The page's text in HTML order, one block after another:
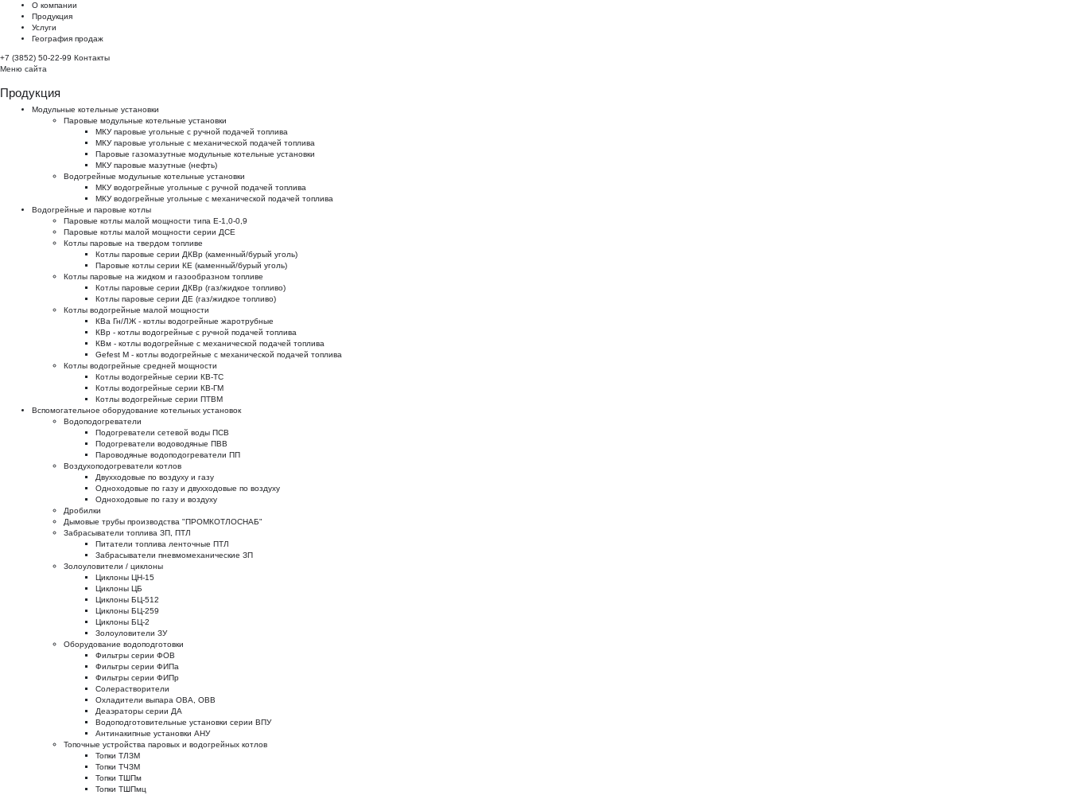
О компании
Продукция
Услуги
География продаж
+7 (3852) 50-22-99 Контакты
Меню сайта
Продукция
Модульные котельные установки
Паровые модульные котельные установки
МКУ паровые угольные с ручной подачей топлива
МКУ паровые угольные с механической подачей топлива
Паровые газомазутные модульные котельные установки
МКУ паровые мазутные (нефть)
Водогрейные модульные котельные установки
МКУ водогрейные угольные с ручной подачей топлива
МКУ водогрейные угольные с механической подачей топлива
Водогрейные и паровые котлы
Паровые котлы малой мощности типа Е-1,0-0,9
Паровые котлы малой мощности серии ДСЕ
Котлы паровые на твердом топливе
Котлы паровые серии ДКВр (каменный/бурый уголь)
Паровые котлы серии КЕ (каменный/бурый уголь)
Котлы паровые на жидком и газообразном топливе
Котлы паровые серии ДКВр (газ/жидкое топливо)
Котлы паровые серии ДЕ (газ/жидкое топливо)
Котлы водогрейные малой мощности
КВа Гн/ЛЖ - котлы водогрейные жаротрубные
КВр - котлы водогрейные с ручной подачей топлива
КВм - котлы водогрейные с механической подачей топлива
Gefest M - котлы водогрейные с механической подачей топлива
Котлы водогрейные средней мощности
Котлы водогрейные серии КВ-ТС
Котлы водогрейные серии КВ-ГМ
Котлы водогрейные серии ПТВМ
Вспомогательное оборудование котельных установок
Водоподогреватели
Подогреватели сетевой воды ПСВ
Подогреватели водоводяные ПВВ
Пароводяные водоподогреватели ПП
Воздухоподогреватели котлов
Двухходовые по воздуху и газу
Одноходовые по газу и двухходовые по воздуху
Одноходовые по газу и воздуху
Дробилки
Дымовые трубы производства "ПРОМКОТЛОСНАБ"
Забрасыватели топлива ЗП, ПТЛ
Питатели топлива ленточные ПТЛ
Забрасыватели пневмомеханические ЗП
Золоуловители / циклоны
Циклоны ЦН-15
Циклоны ЦБ
Циклоны БЦ-512
Циклоны БЦ-259
Циклоны БЦ-2
Золоуловители ЗУ
Оборудование водоподготовки
Фильтры серии ФОВ
Фильтры серии ФИПа
Фильтры серии ФИПр
Солерастворители
Охладители выпара ОВА, ОВВ
Деаэраторы серии ДА
Водоподготовительные установки серии ВПУ
Антинакипные установки АНУ
Топочные устройства паровых и водогрейных котлов
Топки ТЛЗМ
Топки ТЧЗМ
Топки ТШПм
Топки ТШПмц